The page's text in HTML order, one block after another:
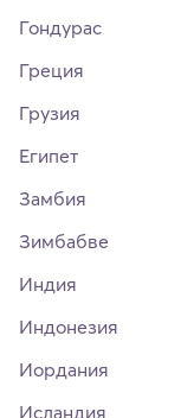
Гондурас
Греция
Грузия
Египет
Замбия
Зимбабве
Индия
Индонезия
Иордания
Исландия